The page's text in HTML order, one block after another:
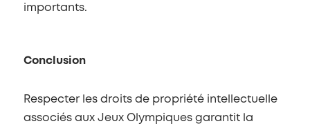
importants.
Conclusion
Respecter les droits de propriété intellectuelle
associés aux Jeux Olympiques garantit la